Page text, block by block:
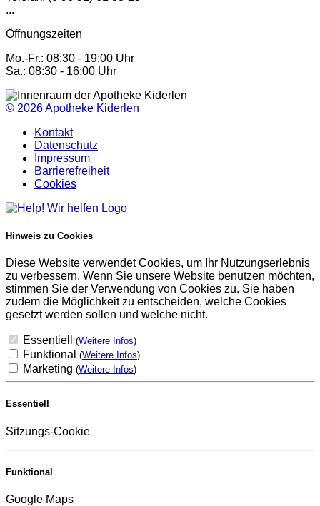
...
Öffnungszeiten
Mo.-Fr.: 08:30 - 19:00 Uhr
Sa.: 08:30 - 16:00 Uhr
© 2026Apotheke Kiderlen
Kontakt
Datenschutz
Impressum
Barrierefreiheit
Cookies
Hinweis zu Cookies
Diese Website verwendet Cookies, um Ihr Nutzungserlebnis
zu verbessern. Wenn Sie unsere Website benutzen möchten,
stimmen Sie der Verwendung von Cookies zu. Sie haben
zudem die Möglichkeit zu entscheiden, welche Cookies
gesetzt werden sollen und welche nicht.
Essentiell (Weitere Infos)
Funktional (Weitere Infos)
Marketing (Weitere Infos)
Essentiell
Sitzungs-Cookie
Funktional
Google Maps